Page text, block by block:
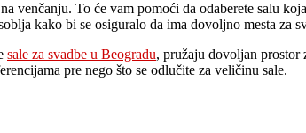
venčanju. To će vam pomoći da odaberete salu
kako bi se osiguralo da ima dovoljno mesta za
sale za svadbe u Beogradu, pružaju dovoljan prostor
pre nego što se odlučite za veličinu sale.